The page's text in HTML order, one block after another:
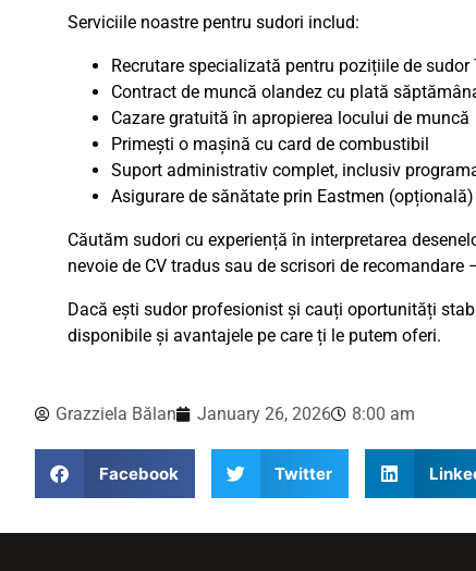
Serviciile noastre pentru sudori includ:
Recrutare specializată pentru pozițiile de sudor
Contract de muncă olandez cu plată
Cazare gratuită în apropierea locului de muncă
Primești o mașină cu card de combustibil
Suport administrativ complet, inclusiv
Asigurare de sănătate prin Eastmen (opțională)
Căutăm sudori cu experiență în interpretarea
nevoie de CV tradus sau de scrisori de
Dacă ești sudor profesionist și cauți oportunități
disponibile și avantajele pe care ți le putem oferi.
Grazziela Bălan January 26, 2026 8:00 am
Facebook Twitter